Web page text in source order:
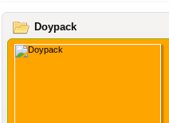
Doypack